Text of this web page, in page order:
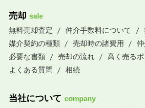
売却 sale
無料売却査定
仲介手数料について
媒介契約の種類
売却時の諸費用
必要な書類
売却の流れ
高く売るポ
よくある質問
相続
当社について company